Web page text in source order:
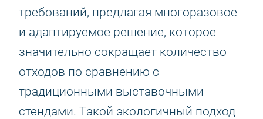
требований, предлагая многоразовое
и адаптируемое решение, которое
значительно сокращает количество
отходов по сравнению с
традиционными выставочными
стендами. Такой экологичный подход